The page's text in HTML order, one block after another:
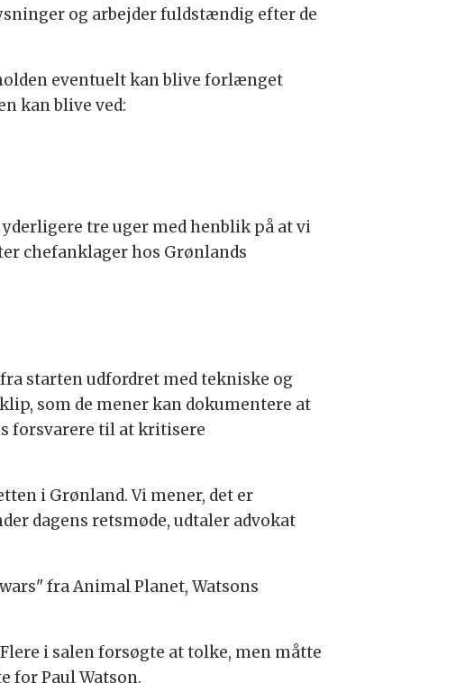
og arbejder fuldstændig efter de
eventuelt kan blive forlænget
kan blive ved:
tre uger med henblik på at vi
chefanklager hos Grønlands
starten udfordret med tekniske og
som de mener kan dokumentere at
forsvarere til at kritisere
i Grønland. Vi mener, det er
dagens retsmøde, udtaler advokat
fra Animal Planet, Watsons
i salen forsøgte at tolke, men måtte
for Paul Watson.